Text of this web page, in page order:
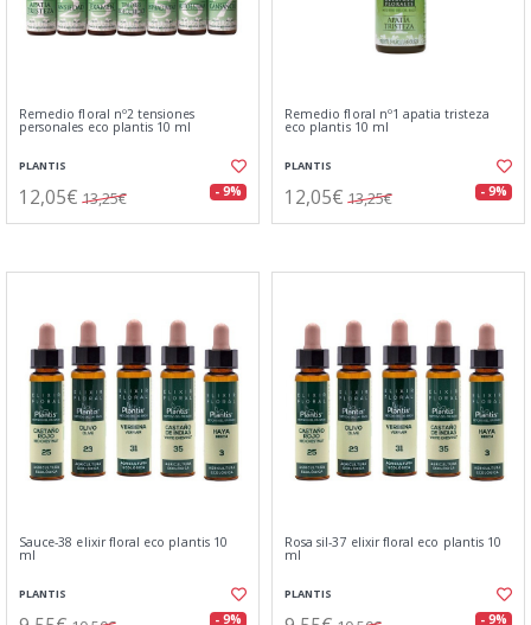
Remedio floral nº2 tensiones
personales eco plantis 10 ml
PLANTIS
12,05€ 13,25€ - 9%
Remedio floral nº1 apatia tristeza
eco plantis 10 ml
PLANTIS
12,05€ 13,25€ - 9%
Sauce-38 elixir floral eco plantis 10
ml
PLANTIS
- 9%
Rosa sil-37 elixir floral eco plantis 10
ml
PLANTIS
- 9%